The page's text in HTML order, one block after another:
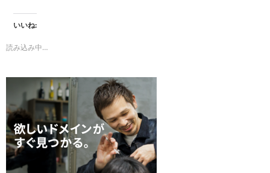
いいね:
読み込み中…